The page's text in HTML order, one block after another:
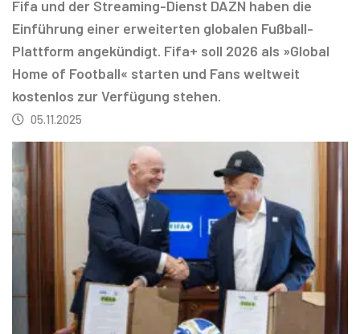
Fifa und der Streaming-Dienst DAZN haben die
Einführung einer erweiterten globalen Fußball-
Plattform angekündigt. Fifa+ soll 2026 als »Global
Home of Football« starten und Fans weltweit
kostenlos zur Verfügung stehen.
05.11.2025